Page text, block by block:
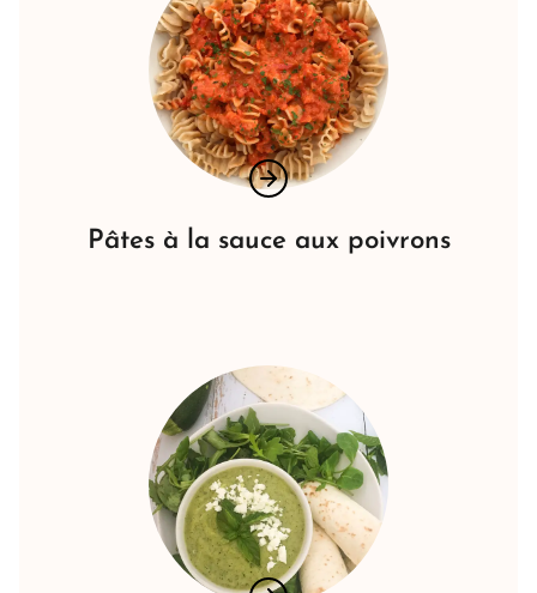
Pâtes à la sauce aux poivrons